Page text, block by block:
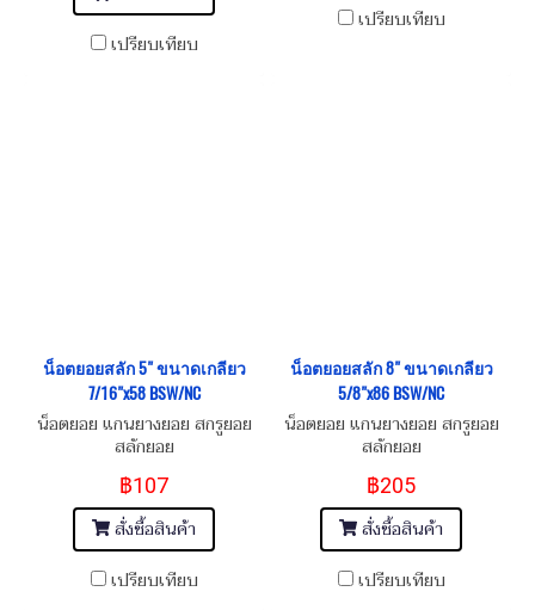
เปรียบเทียบ
เปรียบเทียบ
น็อตยอยสลัก 5" ขนาดเกลียว
7/16"x58 BSW/NC
น็อตยอย แกนยางยอย สกรูยอย
สลักยอย
฿107
สั่งซื้อสินค้า
เปรียบเทียบ
น็อตยอยสลัก 8" ขนาดเกลียว
5/8"x86 BSW/NC
น็อตยอย แกนยางยอย สกรูยอย
สลักยอย
฿205
สั่งซื้อสินค้า
เปรียบเทียบ